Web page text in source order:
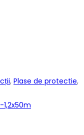
, Plase de protectie,
1,2x50m